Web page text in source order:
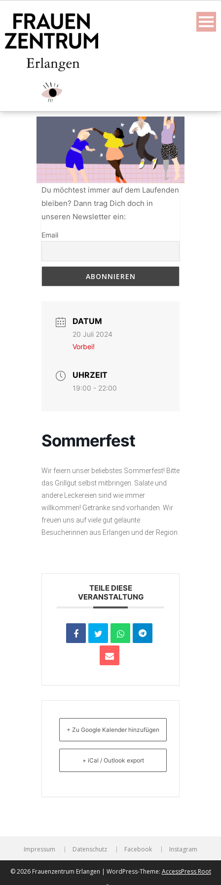
content
Du möchtest immer auf dem Laufenden
bleiben? Dann trag Dich doch in
unseren Newsletter ein:
Email
DATUM
20 Juli 2024
Vorbei!
UHRZEIT
19:00 - 22:00
Sommerfest
Wir feiern unser beliebstes Sommerfest! Bitte
das Grillgut selbst mitbringen. Salate und
andere Leckereien sind wie immer
willkommen! Getränke sind vorhanden. Wir
freuen uns auf viele gut gelaunte
Besucherinnen aus Erlangen und der Region.
TEILE DIESE
VERANSTALTUNG
+ Zu Google Kalender hinzufügen
+ iCal / Outlook export
Impressum Datenschutz Facebook Instagram
© 2026 Frauenzentrum Erlangen | WordPress-Theme: AccessPress Root